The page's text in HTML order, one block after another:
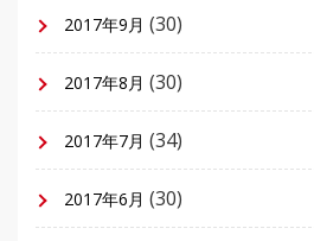
2017年9月 (30)
2017年8月 (30)
2017年7月 (34)
2017年6月 (30)